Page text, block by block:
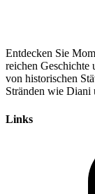
Entdecken Sie
reichen Geschichte
von historischen
Stränden wie Diani
Links